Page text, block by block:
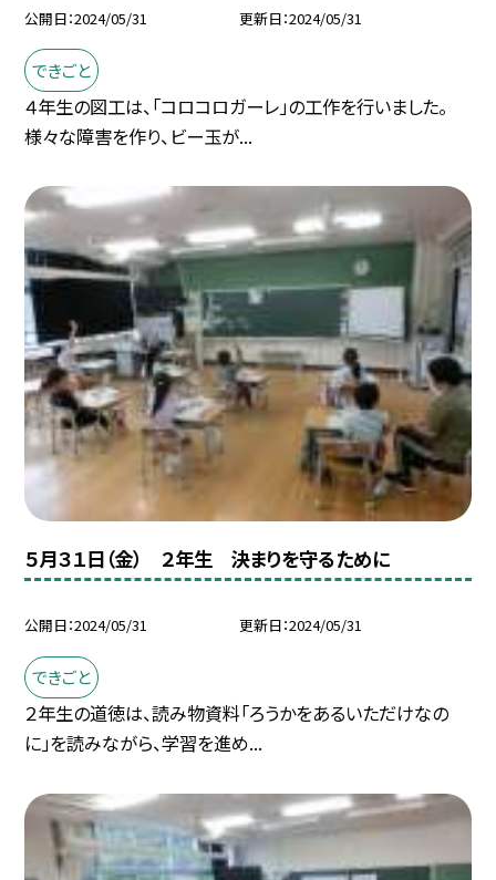
公開日 2024/05/31 更新日 2024/05/31
できごと
４年生の図工は、「コロコロガーレ」の工作を行いました。
様々な障害を作り、ビー玉が...
５月３１日（金） ２年生 決まりを守るために
公開日 2024/05/31 更新日 2024/05/31
できごと
２年生の道徳は、読み物資料「ろうかをあるいただけなの
に」を読みながら、学習を進め...